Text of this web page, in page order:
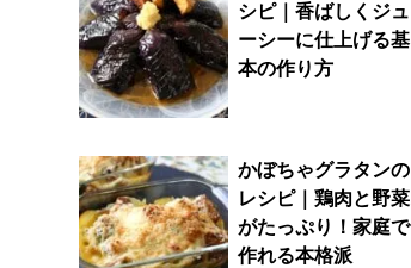
シピ｜香ばしくジュ
ーシーに仕上げる基
本の作り方
かぼちゃグラタンの
レシピ｜鶏肉と野菜
がたっぷり！家庭で
作れる本格派